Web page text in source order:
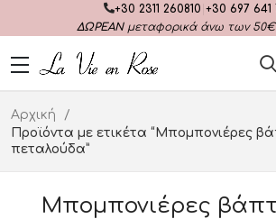
+30 2311 260810 +30 697 641
ΔΩΡΕΑΝμεταφορικά άνω των 50€
Αρχική
Προϊόντα με ετικέτα “Μπομπονιέρες
πεταλούδα”
Μπομπονιέρες